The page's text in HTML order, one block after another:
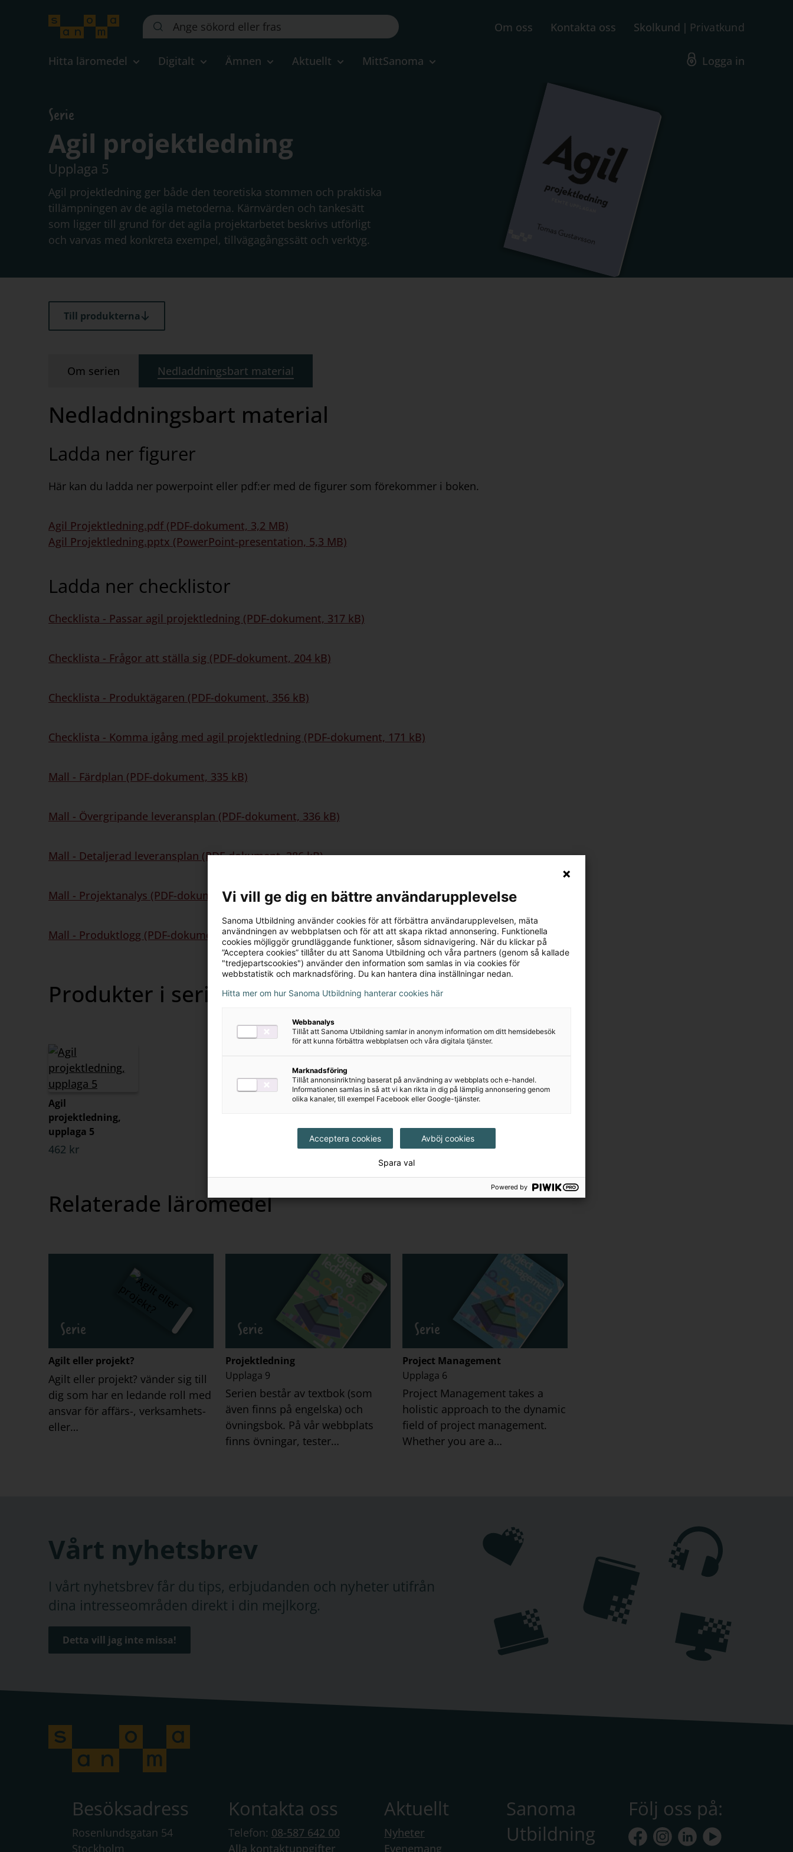
Sök
på
webbplatsen::
Om oss Kontakta oss Skolkund Privatkund
Hitta läromedel Digitalt Ämnen Aktuellt MittSanoma Logga in
Serie
Agil projektledning
Upplaga 5
Agil projektledning ger både den teoretiska stommen och praktiska
tillämpningen av de agila metoderna. Kärnvärden och tankesätt
som ligger till grund för det agila projektarbetet beskrivs utförligt
och varvas med konkreta exempel, tillvägagångssätt och verktyg.
Till produkterna
Om serien Nedladdningsbart material
Nedladdningsbart material
Ladda ner figurer
Här kan du ladda ner powerpoint eller pdf:er med de figurer som förekommer i boken.
Agil Projektledning.pdf (PDF-dokument, 3,2 MB)
Agil Projektledning.pptx (PowerPoint-presentation, 5,3 MB)
Ladda ner checklistor
Checklista - Passar agil projektledning (PDF-dokument, 317 kB)
Checklista - Frågor att ställa sig (PDF-dokument, 204 kB)
Checklista - Produktägaren (PDF-dokument, 356 kB)
Checklista - Komma igång med agil projektledning (PDF-dokument, 171 kB)
Mall - Färdplan (PDF-dokument, 335 kB)
Mall - Övergripande leveransplan (PDF-dokument, 336 kB)
Mall - Detaljerad leveransplan (PDF-dokument, 386 kB)
Mall - Projektanalys (PDF-dokument, 375 kB)
Mall - Produktlogg (PDF-dokument, 361 kB)
Produkter i serien
Agil
projektledning,
upplaga 5
462 kr
Relaterade läromedel
Serie
Agilt eller projekt?
Agilt eller projekt? vänder sig till
dig som har en ledande roll med
ansvar för affärs-, verksamhets-
eller…
Serie
Projektledning
Upplaga 9
Serien består av textbok (som
även finns på engelska) och
övningsbok. På vår webbplats
finns övningar, tester…
Serie
Project Management
Upplaga 6
Project Management takes a
holistic approach to the dynamic
field of project management.
Whether you are a…
Vårt nyhetsbrev
I vårt nyhetsbrev får du tips, erbjudanden och nyheter utifrån
dina intresseområden direkt i din mejlkorg.
Detta vill jag inte missa!
Besöksadress
Rosenlundsgatan 54
Stockholm
Kontakta oss
Telefon: 08-587 642 00
Alla kontaktuppgifter
Aktuellt
Nyheter
Evenemang
Sanoma
Utbildning
Följ oss på:
Vi vill ge dig en bättre användarupplevelse
Sanoma Utbildning använder cookies för att förbättra användarupplevelsen, mäta
användningen av webbplatsen och för att att skapa riktad annonsering. Funktionella
cookies möjliggör grundläggande funktioner, såsom sidnavigering. När du klickar på
”Acceptera cookies” tillåter du att Sanoma Utbildning och våra partners (genom så kallade
"tredjepartscookies") använder den information som samlas in via cookies för
webbstatistik och marknadsföring. Du kan hantera dina inställningar nedan.
Hitta mer om hur Sanoma Utbildning hanterar cookies här
Webbanalys
Tillåt att Sanoma Utbildning samlar in anonym information om ditt hemsidebesök
för att kunna förbättra webbplatsen och våra digitala tjänster.
Marknadsföring
Tillåt annonsinriktning baserat på användning av webbplats och e-handel.
Informationen samlas in så att vi kan rikta in dig på lämplig annonsering genom
olika kanaler, till exempel Facebook eller Google-tjänster.
Acceptera cookies Avböj cookies
Spara val
Powered by